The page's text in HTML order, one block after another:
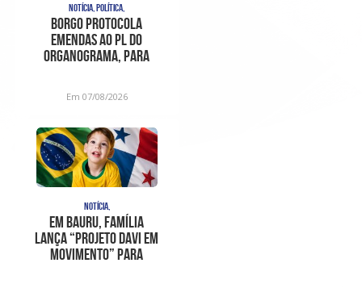
NOTÍCIA, POLÍTICA,
Borgo protocola
emendas ao PL do
organograma, para
apont
Em 07/08/2026
NOTÍCIA,
Em Bauru, família
lança “Projeto Davi em
Movimento” para